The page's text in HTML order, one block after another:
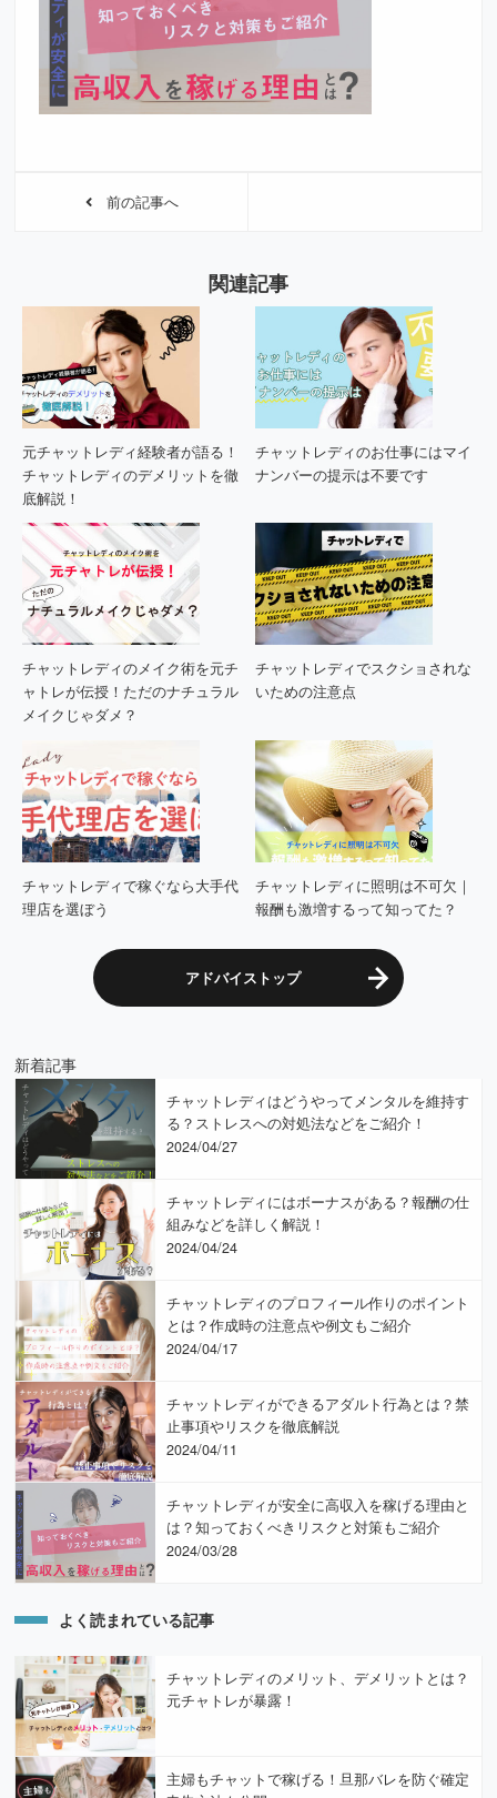
前の記事へ
関連記事
元チャットレディ経験者が語る！
チャットレディのデメリットを徹
底解説！
チャットレディのお仕事にはマイ
ナンバーの提示は不要です
チャットレディのメイク術を元チ
ャトレが伝授！ただのナチュラル
メイクじゃダメ？
チャットレディでスクショされな
いための注意点
チャットレディで稼ぐなら大手代
理店を選ぼう
チャットレディに照明は不可欠｜
報酬も激増するって知ってた？
アドバイストップ
新着記事
チャットレディはどうやってメンタルを維持す
る？ストレスへの対処法などをご紹介！
2024/04/27
チャットレディにはボーナスがある？報酬の仕
組みなどを詳しく解説！
2024/04/24
チャットレディのプロフィール作りのポイント
とは？作成時の注意点や例文もご紹介
2024/04/17
チャットレディができるアダルト行為とは？禁
止事項やリスクを徹底解説
2024/04/11
チャットレディが安全に高収入を稼げる理由と
は？知っておくべきリスクと対策もご紹介
2024/03/28
よく読まれている記事
チャットレディのメリット、デメリットとは？
元チャトレが暴露！
主婦もチャットで稼げる！旦那バレを防ぐ確定